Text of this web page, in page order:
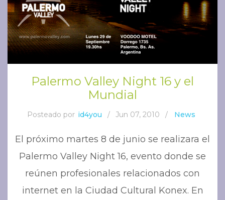
Palermo Valley Night 16 y el
Mundial
Posteado por id4you / Jun 07, 2010 / News
El próximo martes 8 de junio se realizara el
Palermo Valley Night 16, evento donde se
reúnen profesionales relacionados con
internet en la Ciudad Cultural Konex. En